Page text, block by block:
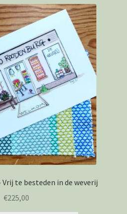
Vrij te besteden in de weverij
€225,00